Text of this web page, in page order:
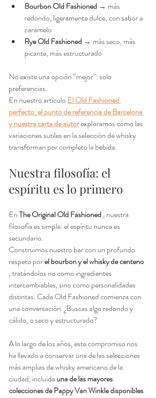
Bourbon Old Fashioned → más
redondo, ligeramente dulce, con sabor a
caramelo
Rye Old Fashioned → más seco, más
picante, más estructurado
No existe una opción “mejor”: solo
preferencias.
En nuestro artículo El Old Fashioned
perfecto: el punto de referencia de Barcelona
y nuestra carta de autor exploramos cómo las
variaciones sutiles en la selección de whisky
transforman por completo la bebida.
Nuestra filosofía: el
espíritu es lo primero
En The Original Old Fashioned , nuestra
filosofía es simple: el espíritu nunca es
secundario.
Construimos nuestro bar con un profundo
respeto por el bourbon y el whisky de centeno
, tratándolos no como ingredientes
intercambiables, sino como personalidades
distintas. Cada Old Fashioned comienza con
una conversación: ¿Buscas algo redondo y
cálido, o seco y estructurado?
A lo largo de los años, este compromiso nos
ha llevado a conservar una de las selecciones
más amplias de whisky americano de la
ciudad, incluida una de las mayores
colecciones de Pappy Van Winkle disponibles